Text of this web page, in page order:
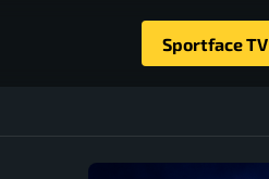
Sportface TV